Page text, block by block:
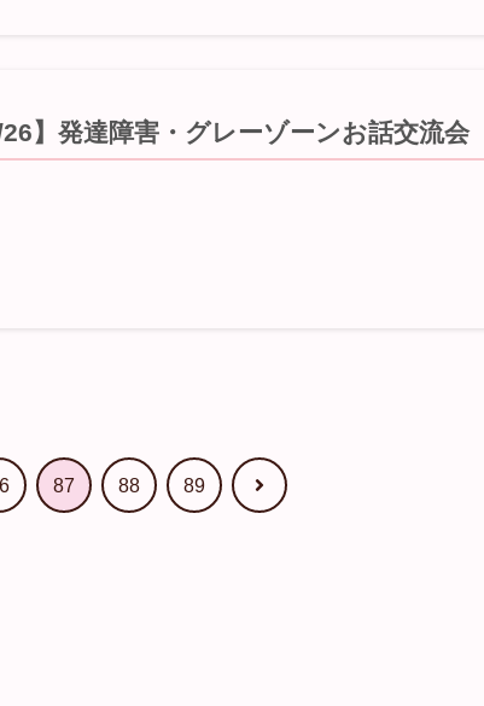
】発達障害・グレーゾーンお話交流会
87 88 89 次